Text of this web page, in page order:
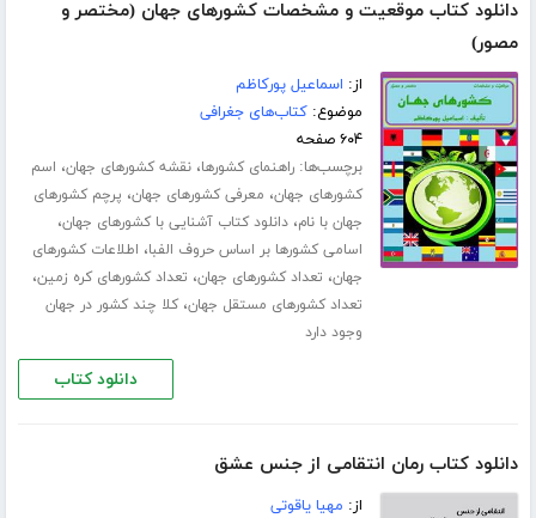
دانلود کتاب موقعیت و مشخصات کشورهای جهان (مختصر و
مصور)
از: اسماعیل پورکاظم
موضوع:کتاب‌های جغرافی
۶۰۴ صفحه
برچسب‌ها:راهنمای کشورها،نقشه کشورهای جهان، اسم
کشورهای جهان، معرفی کشورهای جهان، پرچم کشورهای
جهان با نام،دانلود کتاب آشنایی با کشورهای جهان،
اسامی کشورها بر اساس حروف الفبا، اطلاعات کشورهای
جهان، تعداد کشورهای جهان، تعداد کشورهای کره زمین،
تعداد کشورهای مستقل جهان،کلا چند کشور در جهان
وجود دارد
دانلود کتاب
دانلود کتاب رمان انتقامی از جنس عشق
از: مهیا یاقوتی